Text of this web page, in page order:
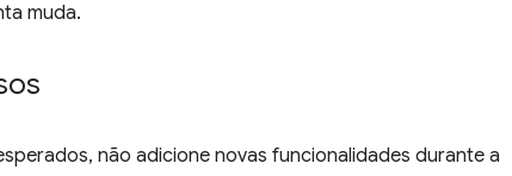
muda.
não adicione novas funcionalidades durante a